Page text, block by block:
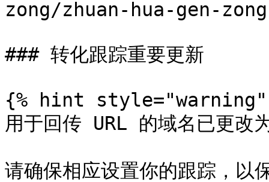
zong/zhuan-hua-gen-
### 转化跟踪重要更新
{% hint style="warning"
用于回传 URL 的域名已更
请确保相应设置你的跟踪，以